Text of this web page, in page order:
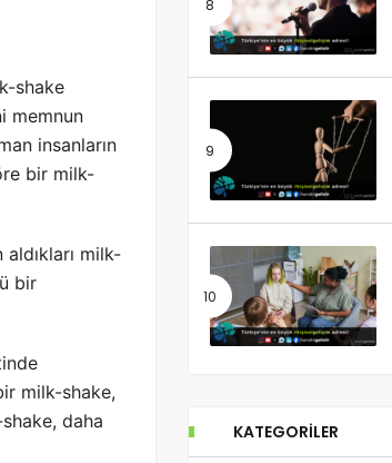
shake
memnun
insanların
bir milk-
milk-
bir
milk-shake,
daha
KATEGORILER